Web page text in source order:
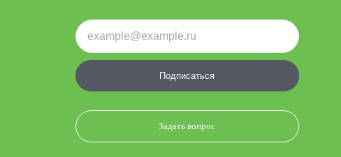
Подписаться
Задать вопрос